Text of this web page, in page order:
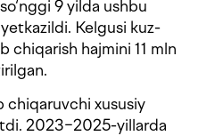
9 yilda ushbu
Kelgusi kuz-
chiqarish hajmini 11 mln
chiqaruvchi xususiy
2023−2025-yillarda